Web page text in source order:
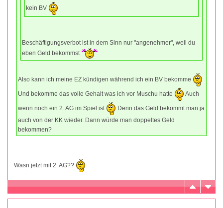
kein BV
Beschäftigungsverbot ist in dem Sinn nur "angenehmer", weil du
eben Geld bekommst
Also kann ich meine EZ kündigen während ich ein BV bekomme
Und bekomme das volle Gehalt was ich vor Muschu hatte Auch
wenn noch ein 2. AG im Spiel ist
Denn das Geld bekommt man ja
auch von der KK wieder. Dann würde man doppeltes Geld
bekommen?
Wasn jetzt mit 2. AG??